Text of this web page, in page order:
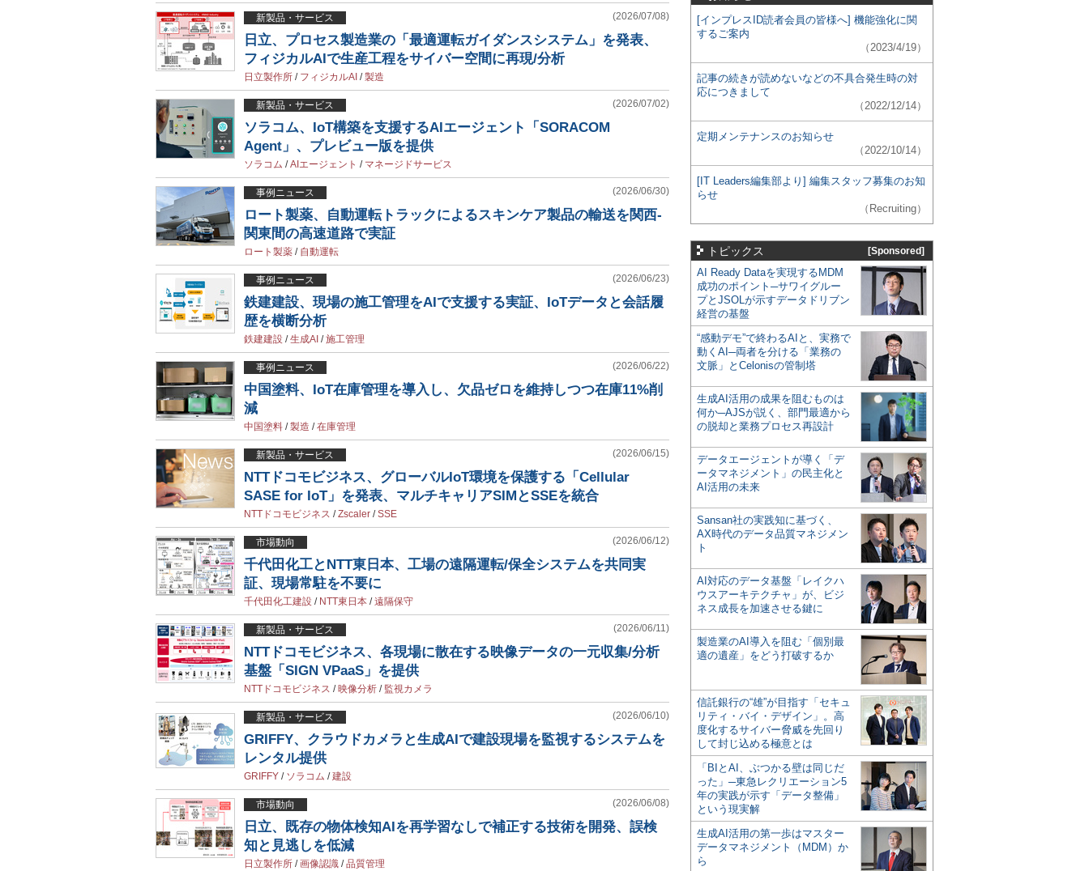
新製品・サービス (2026/07/08)
日立、プロセス製造業の「最適運転ガイダンスシステム」を発表、
フィジカルAIで生産工程をサイバー空間に再現/分析
日立製作所 / フィジカルAI /製造
新製品・サービス (2026/07/02)
ソラコム、IoT構築を支援するAIエージェント「SORACOM
Agent」、プレビュー版を提供
ソラコム /AIエージェント / マネージドサービス
事例ニュース (2026/06/30)
ロート製薬、自動運転トラックによるスキンケア製品の輸送を関西-
関東間の高速道路で実証
ロート製薬 / 自動運転
事例ニュース (2026/06/23)
鉄建建設、現場の施工管理をAIで支援する実証、IoTデータと会話履
歴を横断分析
鉄建建設 /生成AI /施工管理
事例ニュース (2026/06/22)
中国塗料、IoT在庫管理を導入し、欠品ゼロを維持しつつ在庫11%削
減
中国塗料 /製造 /在庫管理
新製品・サービス (2026/06/15)
NTTドコモビジネス、グローバルIoT環境を保護する「Cellular
SASE for IoT」を発表、マルチキャリアSIMとSSEを統合
NTTドコモビジネス /Zscaler /SSE
市場動向 (2026/06/12)
千代田化工とNTT東日本、工場の遠隔運転/保全システムを共同実
証、現場常駐を不要に
千代田化工建設 / NTT東日本 /遠隔保守
新製品・サービス (2026/06/11)
NTTドコモビジネス、各現場に散在する映像データの一元収集/分析
基盤「SIGN VPaaS」を提供
NTTドコモビジネス /映像分析 / 監視カメラ
新製品・サービス (2026/06/10)
GRIFFY、クラウドカメラと生成AIで建設現場を監視するシステムを
レンタル提供
GRIFFY / ソラコム /建設
市場動向 (2026/06/08)
日立、既存の物体検知AIを再学習なしで補正する技術を開発、誤検
知と見逃しを低減
日立製作所 /画像認識 /品質管理
[インプレスID読者会員の皆様へ] 機能強化に関
するご案内
（2023/4/19）
記事の続きが読めないなどの不具合発生時の対
応につきまして
（2022/12/14）
定期メンテナンスのお知らせ
（2022/10/14）
[IT Leaders編集部より] 編集スタッフ募集のお知
らせ
（Recruiting）
トピックス [Sponsored]
AI Ready Dataを実現するMDM
成功のポイント─サワイグルー
プとJSOLが示すデータドリブン
経営の基盤
“感動デモ”で終わるAIと、実務で
動くAI─両者を分ける「業務の
文脈」とCelonisの管制塔
生成AI活用の成果を阻むものは
何か─AJSが説く、部門最適から
の脱却と業務プロセス再設計
データエージェントが導く「デ
ータマネジメント」の民主化と
AI活用の未来
Sansan社の実践知に基づく、
AX時代のデータ品質マネジメン
ト
AI対応のデータ基盤「レイクハ
ウスアーキテクチャ」が、ビジ
ネス成長を加速させる鍵に
製造業のAI導入を阻む「個別最
適の遺産」をどう打破するか
信託銀行の“雄”が目指す「セキュ
リティ・バイ・デザイン」。高
度化するサイバー脅威を先回り
して封じ込める極意とは
「BIとAI、ぶつかる壁は同じだ
った」─東急レクリエーション5
年の実践が示す「データ整備」
という現実解
生成AI活用の第一歩はマスター
データマネジメント（MDM）か
ら